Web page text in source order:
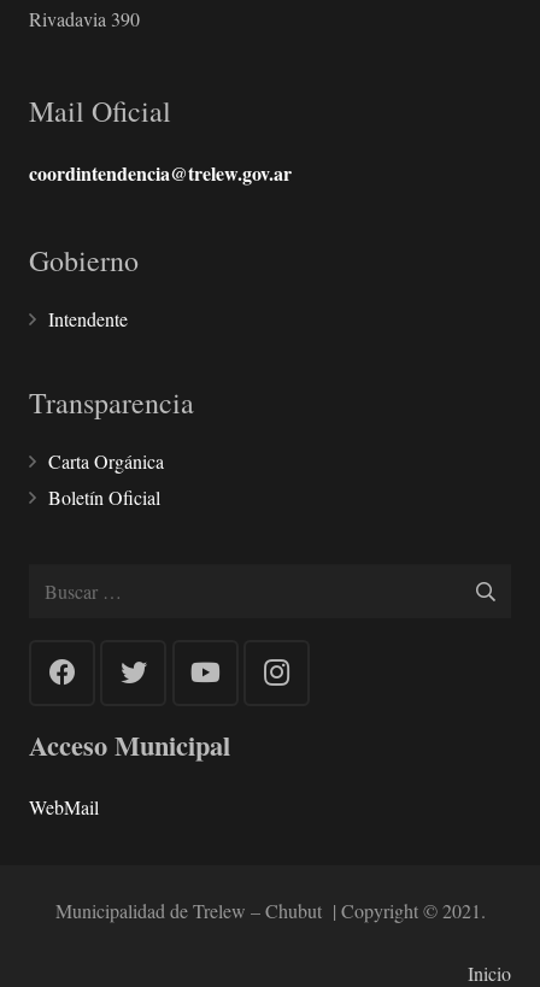
Rivadavia 390
Mail Oficial
coordintendencia@trelew.gov.ar
Gobierno
Intendente
Transparencia
Carta Orgánica
Boletín Oficial
Acceso Municipal
WebMail
Municipalidad de Trelew – Chubut | Copyright © 2021.
Inicio